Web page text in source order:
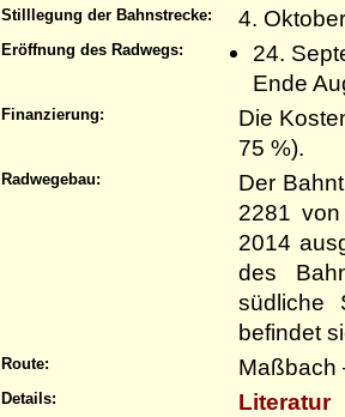
Stilllegung der Bahnstrecke: 4.
Eröffnung des Radwegs:
24.
Ende
Finanzierung:
Die
75 %).
Radwegebau:
Der
2281
2014
des
südliche
befindet
Route: Maßbach
Details:
Literatur